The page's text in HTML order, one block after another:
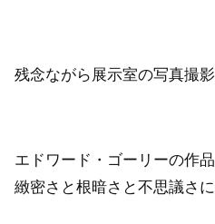
残念ながら展示室の写真撮
エドワード・ゴーリーの作
緻密さと根暗さと不思議さ